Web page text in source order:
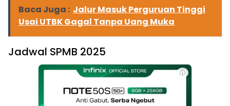
Baca Juga : Jalur Masuk Perguruan Tinggi
Usai UTBK Gagal Tanpa Uang Muka
Jadwal SPMB 2025
ⓘ